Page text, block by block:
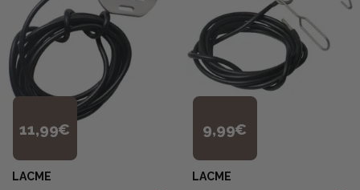
11,99€
LACME
9,99€
LACME